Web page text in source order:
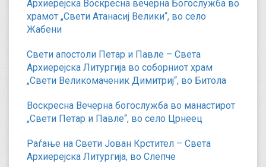
Архиерејска Воскресна вечерна Богослужба во
храмот „Свети Атанасиј Велики“, во село
Жабени
Свети апостоли Петар и Павле – Света
Архиерејска Литургија во соборниот храм
„Свети Великомаченик Димитриј“, во Битола
Воскресна Вечерна богослужба во манастирот
„Свети Петар и Павле“, во село Црнеец
Раѓање на Свети Јован Крстител – Света
Архиерејска Литургија, во Слепче